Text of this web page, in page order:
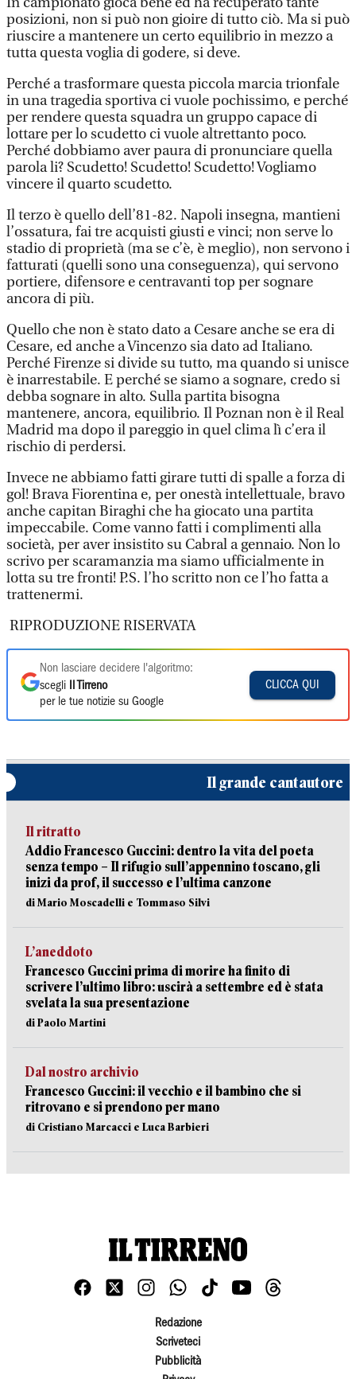
posizioni, non si può non gioire di tutto ciò. Ma si può
riuscire a mantenere un certo equilibrio in mezzo a
tutta questa voglia di godere, si deve.
Perché a trasformare questa piccola marcia trionfale
in una tragedia sportiva ci vuole pochissimo, e perché
per rendere questa squadra un gruppo capace di
lottare per lo scudetto ci vuole altrettanto poco.
Perché dobbiamo aver paura di pronunciare quella
parola li? Scudetto! Scudetto! Scudetto! Vogliamo
vincere il quarto scudetto.
Il terzo è quello dell’81-82. Napoli insegna, mantieni
l’ossatura, fai tre acquisti giusti e vinci; non serve lo
stadio di proprietà (ma se c’è, è meglio), non servono i
fatturati (quelli sono una conseguenza), qui servono
portiere, difensore e centravanti top per sognare
ancora di più.
Quello che non è stato dato a Cesare anche se era di
Cesare, ed anche a Vincenzo sia dato ad Italiano.
Perché Firenze si divide su tutto, ma quando si unisce
è inarrestabile. E perché se siamo a sognare, credo si
debba sognare in alto. Sulla partita bisogna
mantenere, ancora, equilibrio. Il Poznan non è il Real
Madrid ma dopo il pareggio in quel clima lì c’era il
rischio di perdersi.
Invece ne abbiamo fatti girare tutti di spalle a forza di
gol! Brava Fiorentina e, per onestà intellettuale, bravo
anche capitan Biraghi che ha giocato una partita
impeccabile. Come vanno fatti i complimenti alla
società, per aver insistito su Cabral a gennaio. Non lo
scrivo per scaramanzia ma siamo ufficialmente in
lotta su tre fronti! P.S. l’ho scritto non ce l’ho fatta a
trattenermi.
RIPRODUZIONE RISERVATA
Non lasciare decidere l'algoritmo:
scegli
Il Tirreno
per le tue notizie su Google
CLICCA QUI
Il grande cantautore
Il ritratto
Addio Francesco Guccini: dentro la vita del poeta
senza tempo – Il rifugio sull’appennino toscano, gli
inizi da prof, il successo e l’ultima canzone
di Mario Moscadelli e Tommaso Silvi
L’aneddoto
Francesco Guccini prima di morire ha finito di
scrivere l’ultimo libro: uscirà a settembre ed è stata
svelata la sua presentazione
di Paolo Martini
Dal nostro archivio
Francesco Guccini: il vecchio e il bambino che si
ritrovano e si prendono per mano
di Cristiano Marcacci e Luca Barbieri
Redazione
Scriveteci
Pubblicità